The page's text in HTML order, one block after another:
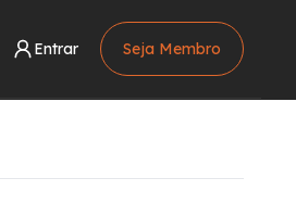
Entrar Seja Membro